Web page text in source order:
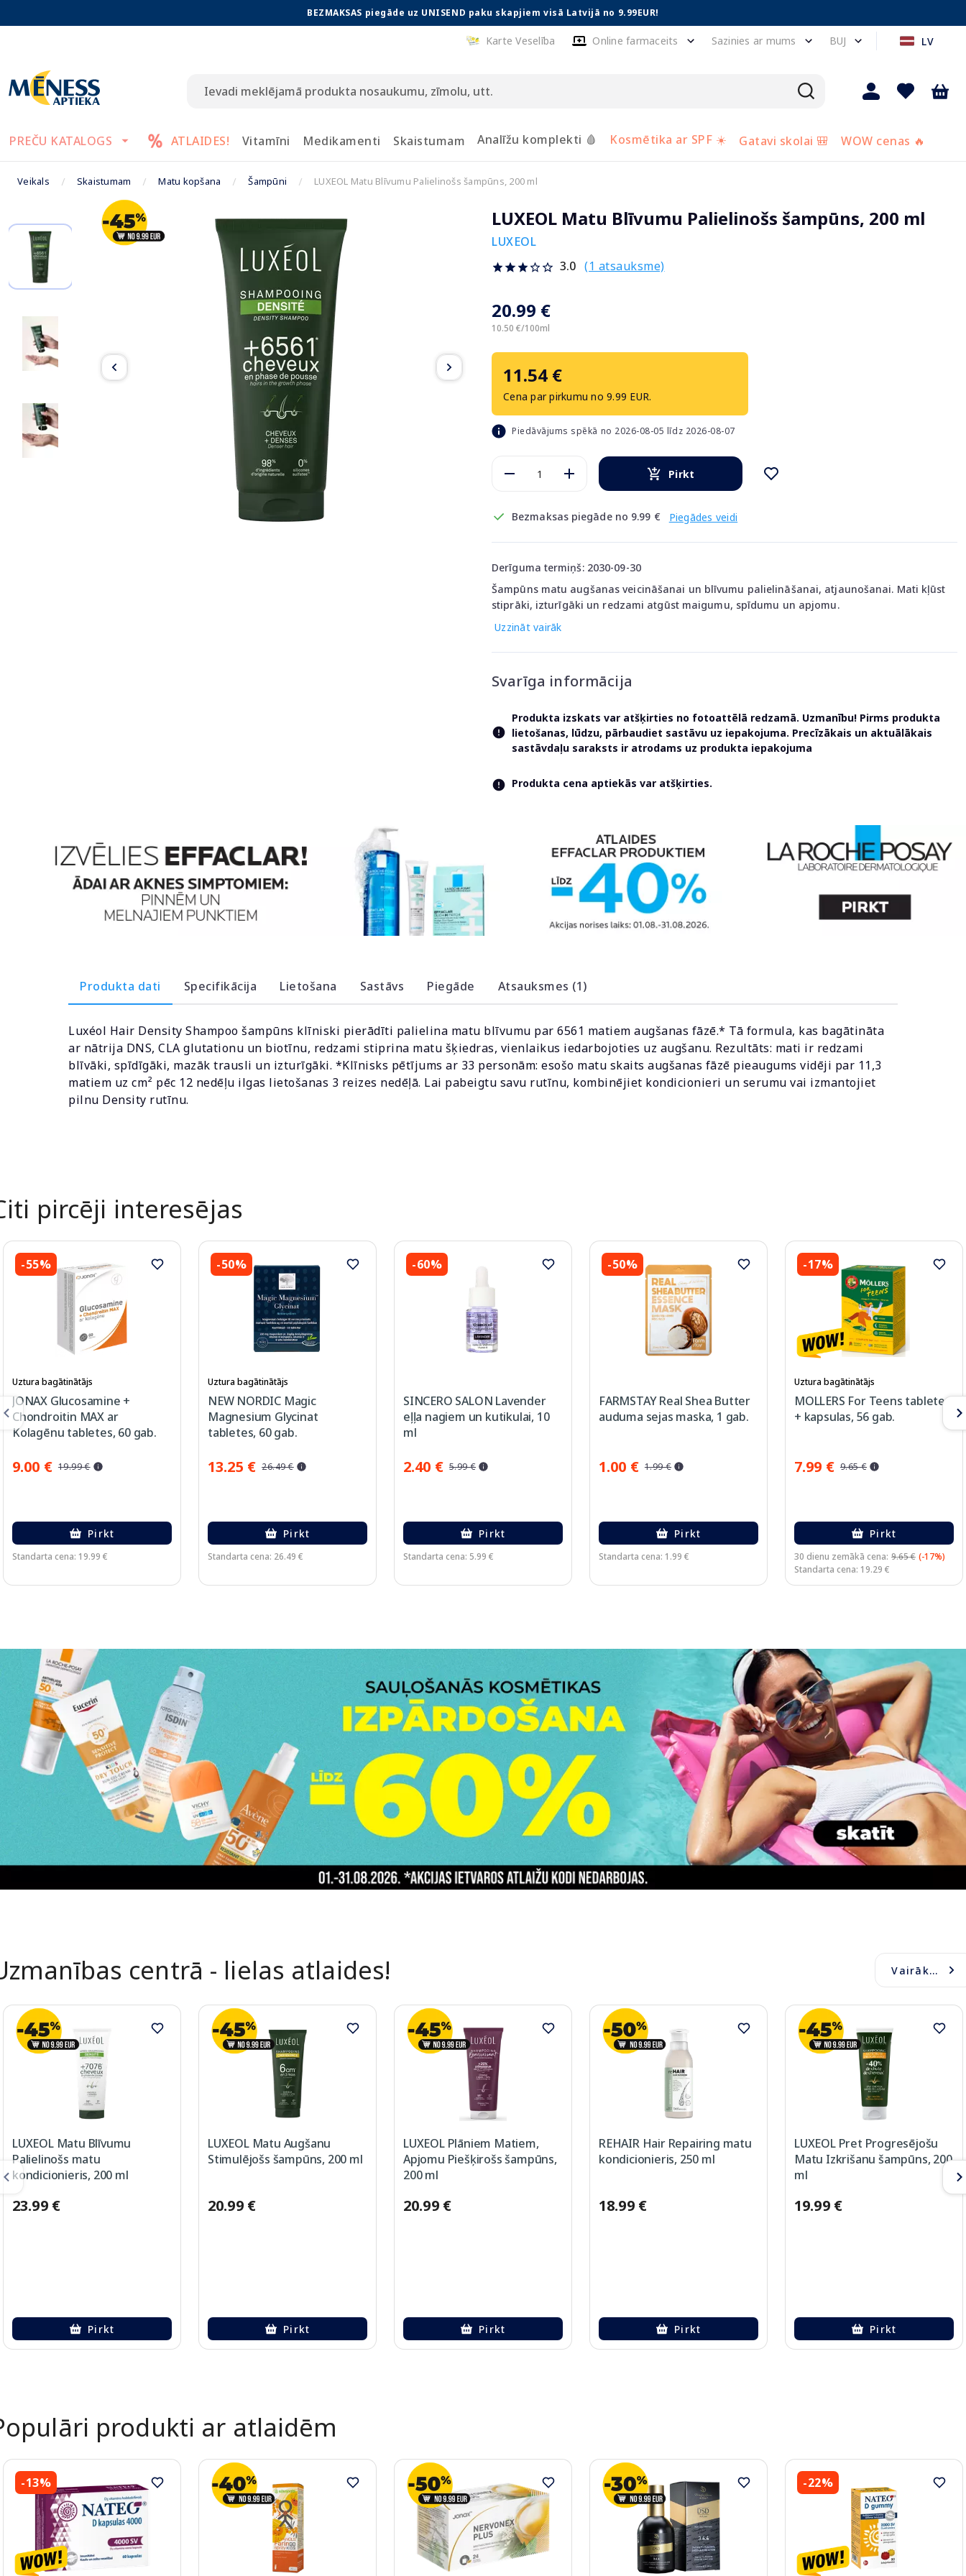
BEZMAKSAS piegāde uz UNISEND paku skapjiem visā Latvijā no 9.99EUR!
Karte Veselība Online farmaceits Sazinies ar mums BUJ LV
PREČU KATALOGS ATLAIDES! Vitamīni Medikamenti Skaistumam Analīžu komplekti 🩸 Kosmētika ar SPF ☀️ Gatavi skolai 🎒 WOW cenas 🔥
Veikals Skaistumam Matu kopšana Šampūni LUXEOL Matu Blīvumu Palielinošs šampūns, 200 ml
Item
LUXEOL Matu Blīvumu Palielinošs šampūns, 200 ml
LUXEOL
3.0 (1 atsauksme)
20.99 €
10.50 €/100ml
11.54 €
Cena par pirkumu no 9.99 EUR.
Piedāvājums spēkā no 2026-08-05 līdz 2026-08-07
Pirkt
Bezmaksas piegāde no 9.99 € Piegādes veidi
Derīguma termiņš: 2030-09-30
Šampūns matu augšanas veicināšanai un blīvumu palielināšanai, atjaunošanai. Mati kļūst
stiprāki, izturīgāki un redzami atgūst maigumu, spīdumu un apjomu.
Uzzināt vairāk
Svarīga informācija
Produkta izskats var atšķirties no fotoattēlā redzamā. Uzmanību! Pirms produkta
lietošanas, lūdzu, pārbaudiet sastāvu uz iepakojuma. Precīzākais un aktuālākais
sastāvdaļu saraksts ir atrodams uz produkta iepakojuma
Produkta cena aptiekās var atšķirties.
Produkta dati Specifikācija Lietošana Sastāvs Piegāde Atsauksmes (1)
Luxéol Hair Density Shampoo šampūns klīniski pierādīti palielina matu blīvumu par 6561 matiem augšanas fāzē.* Tā formula, kas bagātināta
ar nātrija DNS, CLA glutationu un biotīnu, redzami stiprina matu šķiedras, vienlaikus iedarbojoties uz augšanu. Rezultāts: mati ir redzami
blīvāki, spīdīgāki, mazāk trausli un izturīgāki. *Klīnisks pētījums ar 33 personām: esošo matu skaits augšanas fāzē pieaugums vidēji par 11,3
matiem uz cm² pēc 12 nedēļu ilgas lietošanas 3 reizes nedēļā. Lai pabeigtu savu rutīnu, kombinējiet kondicionieri un serumu vai izmantojiet
pilnu Density rutīnu.
pircēji interesējas
-55%
Uztura bagātinātājs
JONAX Glucosamine +
Chondroitin MAX ar
Kolagēnu tabletes, 60 gab.
9.00 € 19.99 €
Pirkt
Standarta cena: 19.99 €
-50%
Uztura bagātinātājs
NEW NORDIC Magic
Magnesium Glycinat
tabletes, 60 gab.
13.25 € 26.49 €
Pirkt
Standarta cena: 26.49 €
-60%
SINCERO SALON Lavender
eļļa nagiem un kutikulai, 10
ml
2.40 € 5.99 €
Pirkt
Standarta cena: 5.99 €
-50%
FARMSTAY Real Shea Butter
auduma sejas maska, 1 gab.
1.00 € 1.99 €
Pirkt
Standarta cena: 1.99 €
-17%
Uztura bagātinātājs
MOLLERS For Teens tabletes
+ kapsulas, 56 gab.
7.99 € 9.65 €
Pirkt
30 dienu zemākā cena: 9.65 € (-17%)
Standarta cena: 19.29 €
centrā - lielas atlaides! Vairāk...
LUXEOL Matu Blīvumu
Palielinošs matu
kondicionieris, 200 ml
23.99 €
Pirkt
LUXEOL Matu Augšanu
Stimulējošs šampūns, 200 ml
20.99 €
Pirkt
LUXEOL Plāniem Matiem,
Apjomu Piešķirošs šampūns,
200 ml
20.99 €
Pirkt
REHAIR Hair Repairing matu
kondicionieris, 250 ml
18.99 €
Pirkt
LUXEOL Pret Progresējošu
Matu Izkrišanu šampūns, 200
ml
19.99 €
Pirkt
produkti ar atlaidēm
-13% -22%